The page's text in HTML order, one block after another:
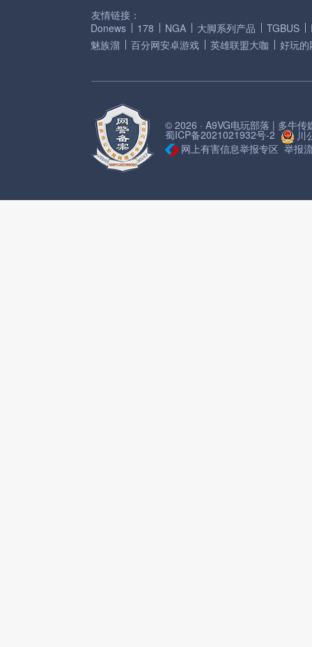
友情链接：
Donews
178 NGA 大脚系列产品 TGBUS
魅族溜
百分网安卓游戏 英雄联盟大咖 好玩的
© 2026 · A9VG电玩部落 | 多牛传
蜀ICP备2021021932号-2
川
网上有害信息举报专区 举报